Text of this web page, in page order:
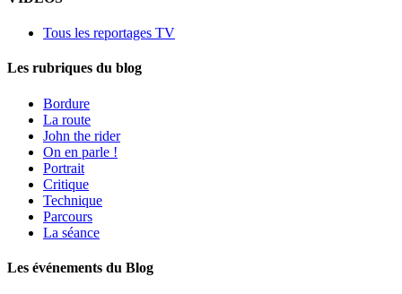
Tous les reportages TV
Les rubriques du blog
Bordure
La route
John the rider
On en parle !
Portrait
Critique
Technique
Parcours
La séance
Les événements du Blog